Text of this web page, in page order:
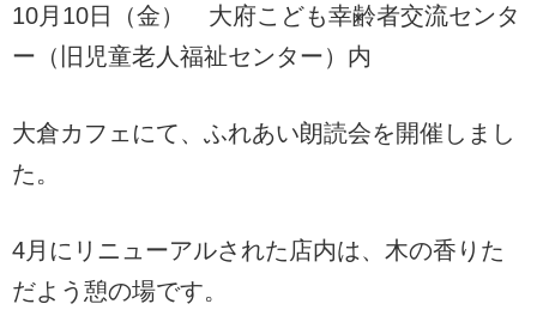
10月10日（金） 大府こども幸齢者交流センタ
ー（旧児童老人福祉センター）内
大倉カフェにて、ふれあい朗読会を開催しまし
た。
4月にリニューアルされた店内は、木の香りた
だよう憩の場です。